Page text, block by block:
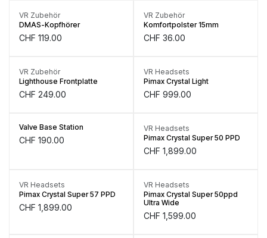
VR Zubehör
DMAS-Kopfhörer
CHF 119.00
VR Zubehör
Komfortpolster 15mm
CHF 36.00
VR Zubehör
Lighthouse Frontplatte
CHF 249.00
VR Headsets
Pimax Crystal Light
CHF 999.00
Valve Base Station
CHF 190.00
VR Headsets
Pimax Crystal Super 50 PPD
CHF 1,899.00
Unterwegs
VR Headsets
Pimax Crystal Super 57 PPD
CHF 1,899.00 Unterwegs
VR Headsets
Pimax Crystal Super 50ppd
Ultra Wide
CHF 1,599.00